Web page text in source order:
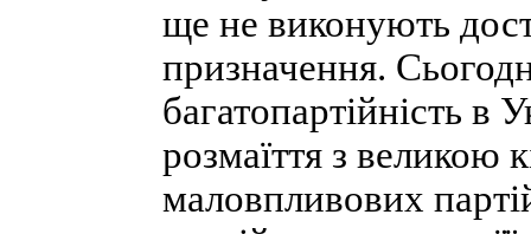
ще не виконують
призначення.
багатопартійність в
розмаїття з великою
маловпливових